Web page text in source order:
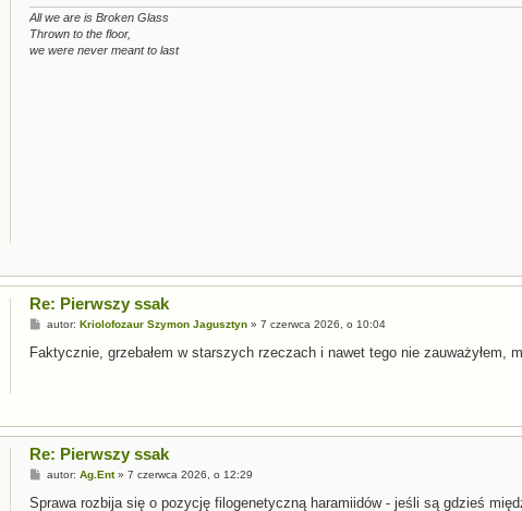
All we are is Broken Glass
Thrown to the floor,
we were never meant to last
Re: Pierwszy ssak
P
s
autor: Kriolofozaur Szymon Jagusztyn» 7 czerwca 2026, o 10:04
Faktycznie, grzebałem w starszych rzeczach i nawet tego nie zauważyłem,
Re: Pierwszy ssak
P
s
autor: Ag.Ent» 7 czerwca 2026, o 12:29
Sprawa rozbija się o pozycję filogenetyczną haramiidów - jeśli są gdzieś